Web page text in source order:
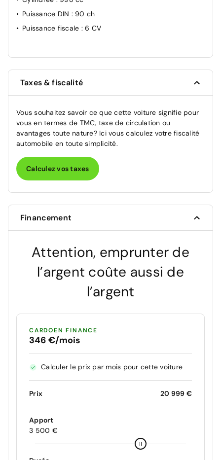
Puissance DIN : 90 ch
Puissance fiscale : 6 CV
Taxes & fiscalité
Vous souhaitez savoir ce que cette voiture signifie pour
vous en termes de TMC, taxe de circulation ou
avantages toute nature? Ici vous calculez votre fiscalité
automobile en toute simplicité.
Calculez vos taxes
Financement
Attention, emprunter de
l’argent coûte aussi de
l’argent
CARDOEN FINANCE
346 €/mois
Calculer le prix par mois pour cette voiture
Prix 20 999 €
Apport
3 500 €